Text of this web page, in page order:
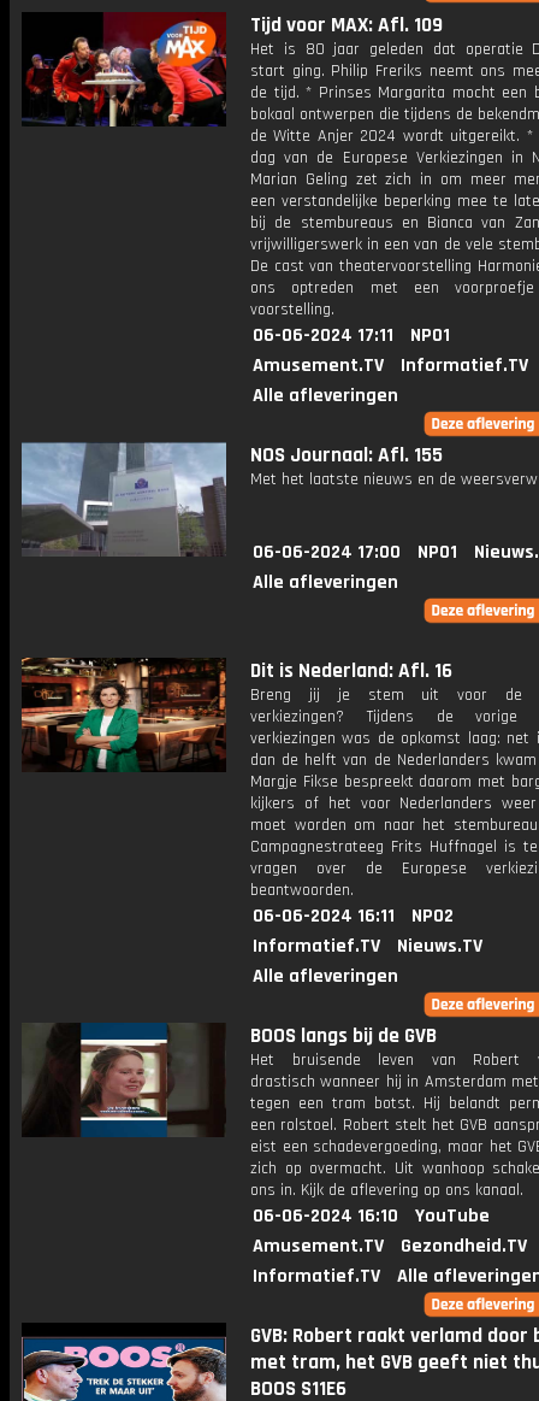
Tijd voor MAX: Afl. 109
Het is 80 jaar geleden dat operatie
start ging. Philip Freriks neemt ons
de tijd. * Prinses Margarita mocht een
bokaal ontwerpen die tijdens de
de Witte Anjer 2024 wordt uitgereikt. *
dag van de Europese Verkiezingen in
Marian Geling zet zich in om meer
een verstandelijke beperking mee te
bij de stembureaus en Bianca van
vrijwilligerswerk in een van de vele
De cast van theatervoorstelling
ons optreden met een
voorstelling.
06-06-2024 17:11
NPO1
Amusement.TV
Informatief.TV
Alle afleveringen
NOS Journaal: Afl. 155
Met het laatste nieuws en de
06-06-2024 17:00 NPO1
Alle afleveringen
Dit is Nederland: Afl. 16
Breng jij je stem uit voor de
verkiezingen? Tijdens de vorige
verkiezingen was de opkomst laag: net
dan de helft van de Nederlanders kwam
Margje Fikse bespreekt daarom met
kijkers of het voor Nederlanders
moet worden om naar het
Campagnestrateeg Frits Huffnagel is
vragen over de Europese
beantwoorden.
06-06-2024 16:11
NPO2
Informatief.TV
Nieuws.TV
Alle afleveringen
BOOS langs bij de GVB
Het bruisende leven van Robert
drastisch wanneer hij in Amsterdam
tegen een tram botst. Hij belandt
een rolstoel. Robert stelt het GVB
eist een schadevergoeding, maar het
zich op overmacht. Uit wanhoop
ons in. Kijk de aflevering op ons kanaal.
06-06-2024 16:10
YouTube
Amusement.TV
Gezondheid.TV
Informatief.TV
Alle
GVB: Robert raakt verlamd door
met tram, het GVB geeft niet
BOOS S11E6